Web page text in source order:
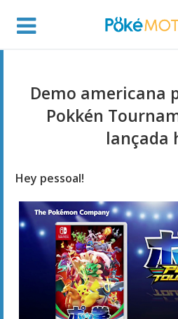
Demo americana
Pokkén
lançada
Hey pessoal!